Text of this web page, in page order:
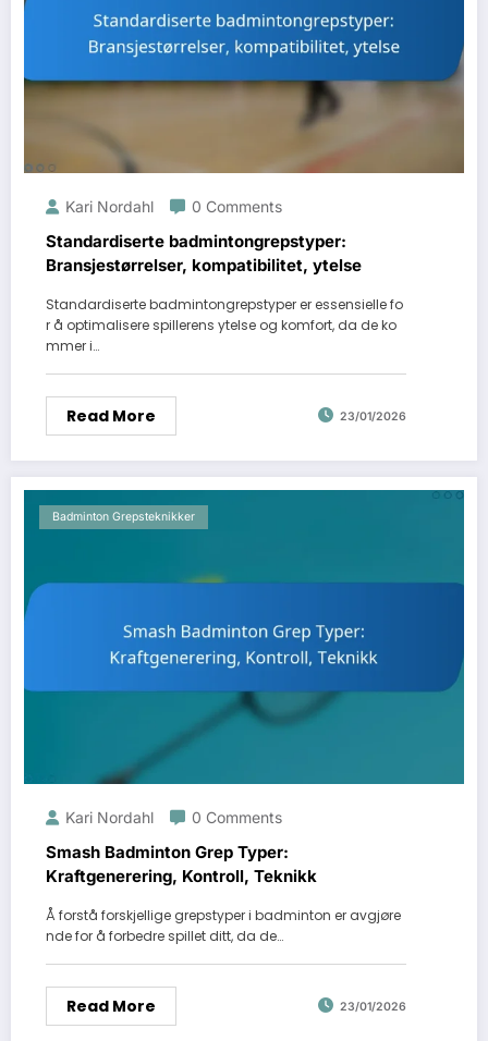
Kari Nordahl 0 Comments
Standardiserte badmintongrepstyper:
Bransjestørrelser, kompatibilitet, ytelse
Standardiserte badmintongrepstyper er essensielle fo
r å optimalisere spillerens ytelse og komfort, da de ko
mmer i…
Read More 23/01/2026
Badminton Grepsteknikker
Kari Nordahl 0 Comments
Smash Badminton Grep Typer:
Kraftgenerering, Kontroll, Teknikk
Å forstå forskjellige grepstyper i badminton er avgjøre
nde for å forbedre spillet ditt, da de…
Read More 23/01/2026